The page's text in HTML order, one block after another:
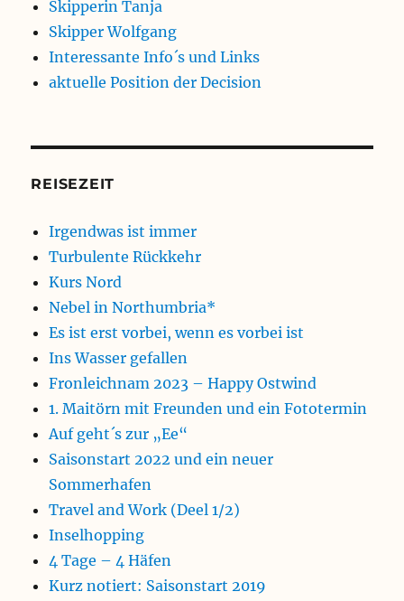
Skipperin Tanja
Skipper Wolfgang
Interessante Info´s und Links
aktuelle Position der Decision
REISEZEIT
Irgendwas ist immer
Turbulente Rückkehr
Kurs Nord
Nebel in Northumbria*
Es ist erst vorbei, wenn es vorbei ist
Ins Wasser gefallen
Fronleichnam 2023 – Happy Ostwind
1. Maitörn mit Freunden und ein Fototermin
Auf geht´s zur „Ee“
Saisonstart 2022 und ein neuer
Sommerhafen
Travel and Work (Deel 1/2)
Inselhopping
4 Tage – 4 Häfen
Kurz notiert: Saisonstart 2019